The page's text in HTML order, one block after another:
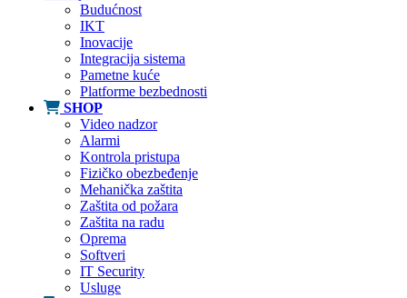
Budućnost
IKT
Inovacije
Integracija sistema
Pametne kuće
Platforme bezbednosti
SHOP
Video nadzor
Alarmi
Kontrola pristupa
Fizičko obezbeđenje
Mehanička zaštita
Zaštita od požara
Zaštita na radu
Oprema
Softveri
IT Security
Usluge